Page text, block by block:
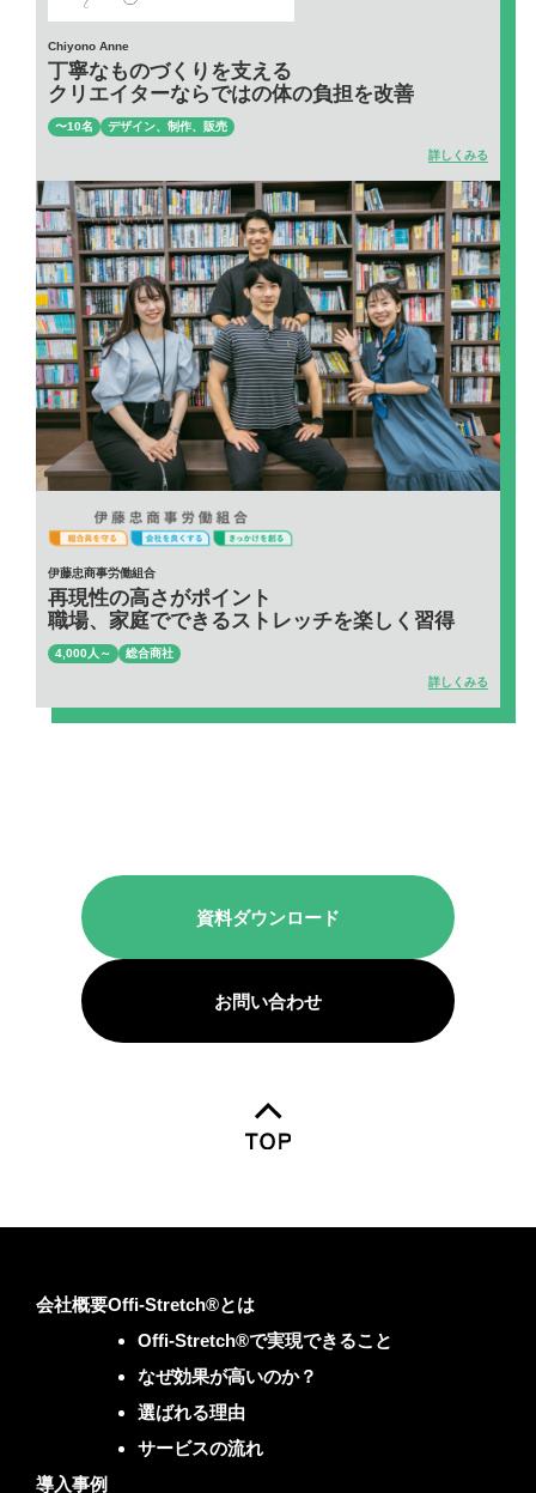
Chiyono Anne
丁寧なものづくりを支える
クリエイターならではの体の負担を改善
〜10名 デザイン、制作、販売
詳しくみる
伊藤忠商事労働組合
再現性の高さがポイント
職場、家庭でできるストレッチを楽しく習得
4,000人～ 総合商社
詳しくみる
資料ダウンロード
お問い合わせ
会社概要Offi-Stretch®とは
Offi-Stretch®で実現できること
なぜ効果が高いのか？
選ばれる理由
サービスの流れ
導入事例